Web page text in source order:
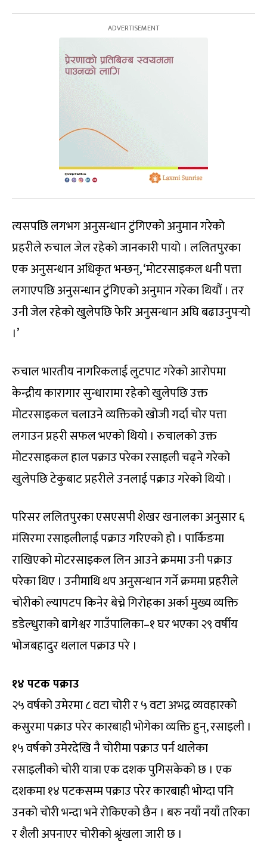
त्यसपछि लगभग अनुसन्धान टुंगिएको अनुमान गरेको
प्रहरीले रुचाल जेल रहेको जानकारी पायो । ललितपुरका
एक अनुसन्धान अधिकृत भन्छन्, ‘मोटरसाइकल धनी पत्ता
लगाएपछि अनुसन्धान टुंगिएको अनुमान गरेका थियौं । तर
उनी जेल रहेको खुलेपछि फेरि अनुसन्धान अघि बढाउनुपर्‍यो
।’
रुचाल भारतीय नागरिकलाई लुटपाट गरेको आरोपमा
केन्द्रीय कारागार सुन्धारामा रहेको खुलेपछि उक्त
मोटरसाइकल चलाउने व्यक्तिको खोजी गर्दा चोर पत्ता
लगाउन प्रहरी सफल भएको थियो । रुचालको उक्त
मोटरसाइकल हाल पक्राउ परेका रसाइली चढ्ने गरेको
खुलेपछि टेकुबाट प्रहरीले उनलाई पक्राउ गरेको थियो ।
परिसर ललितपुरका एसएसपी शेखर खनालका अनुसार ६
मंसिरमा रसाइलीलाई पक्राउ गरिएको हो । पार्किङमा
राखिएको मोटरसाइकल लिन आउने क्रममा उनी पक्राउ
परेका थिए । उनीमाथि थप अनुसन्धान गर्ने क्रममा प्रहरीले
चोरीको ल्यापटप किनेर बेच्ने गिरोहका अर्का मुख्य व्यक्ति
डडेल्धुराको बागेश्वर गाउँपालिका–१ घर भएका २९ वर्षीय
भोजबहादुर थलाल पक्राउ परे ।
१४ पटक पक्राउ
२५ वर्षको उमेरमा ८ वटा चोरी र ५ वटा अभद्र व्यवहारको
कसुरमा पक्राउ परेर कारबाही भोगेका व्यक्ति हुन्, रसाइली ।
१५ वर्षको उमेरदेखि नै चोरीमा पक्राउ पर्न थालेका
रसाइलीको चोरी यात्रा एक दशक पुगिसकेको छ । एक
दशकमा १४ पटकसम्म पक्राउ परेर कारबाही भोग्दा पनि
उनको चोरी भन्दा भने रोकिएको छैन । बरु नयाँ नयाँ तरिका
र शैली अपनाएर चोरीको श्रृंखला जारी छ ।